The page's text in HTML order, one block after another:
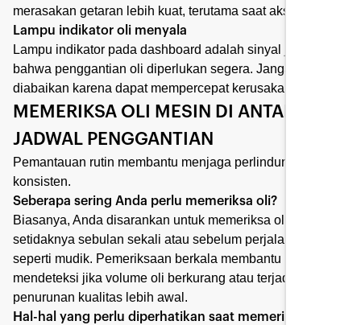
merasakan getaran lebih kuat, terutama saat akselerasi.
Lampu indikator oli menyala
Lampu indikator pada dashboard adalah sinyal jelas
bahwa penggantian oli diperlukan segera. Jangan
diabaikan karena dapat mempercepat kerusakan mesin.
MEMERIKSA OLI MESIN DI ANTARA
JADWAL PENGGANTIAN
Pemantauan rutin membantu menjaga perlindungan yang
konsisten.
Seberapa sering Anda perlu memeriksa oli?
Biasanya, Anda disarankan untuk memeriksa oli
setidaknya sebulan sekali atau sebelum perjalanan jauh
seperti mudik. Pemeriksaan berkala membantu
mendeteksi jika volume oli berkurang atau terjadi
penurunan kualitas lebih awal.
Hal-hal yang perlu diperhatikan saat memeriksa oli